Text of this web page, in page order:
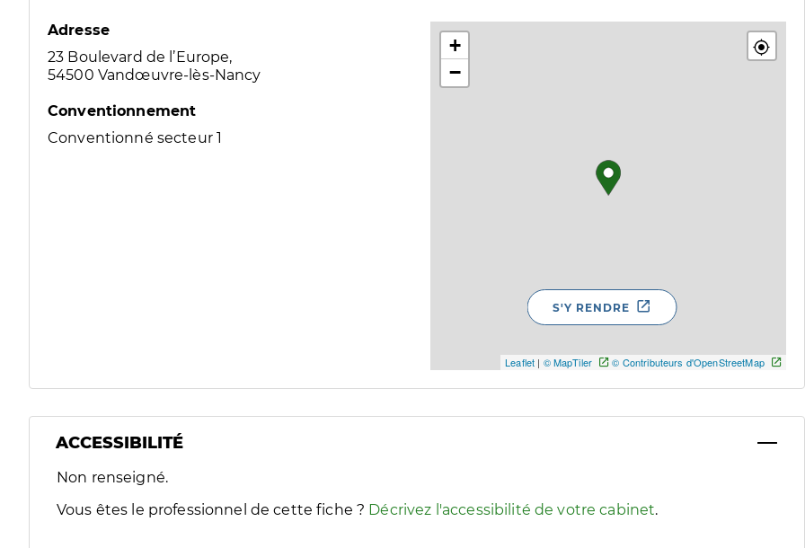
Adresse
23 Boulevard de l’Europe,
54500 Vandœuvre-lès-Nancy
Conventionnement
Conventionné secteur 1
+
−
Leaflet | © MapTiler © Contributeurs d'OpenStreetMap
S'Y RENDRE
ACCESSIBILITÉ
Filtres
Sélectionnez un ou plusieurs handicaps/besoins spécifiques pour afficher les informations d'accessibilité associées
Non renseigné.
Vous êtes le professionnel de cette fiche ? Décrivez l'accessibilité de votre cabinet.